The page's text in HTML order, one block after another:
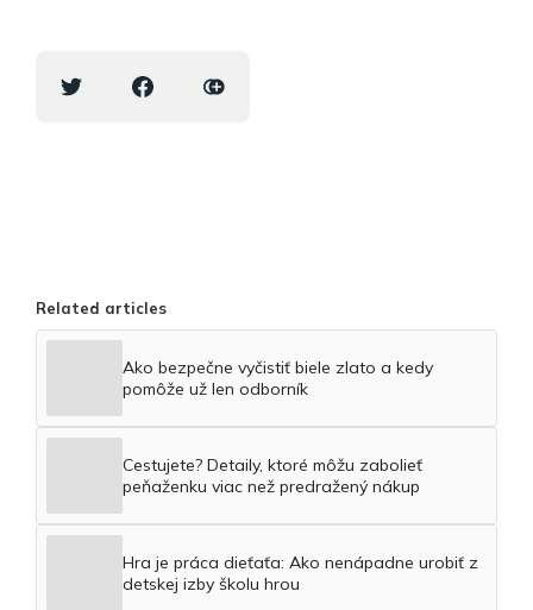
Related articles
Ako bezpečne vyčistiť biele zlato a kedy
pomôže už len odborník
Cestujete? Detaily, ktoré môžu zabolieť
peňaženku viac než predražený nákup
Hra je práca dieťaťa: Ako nenápadne urobiť z
detskej izby školu hrou